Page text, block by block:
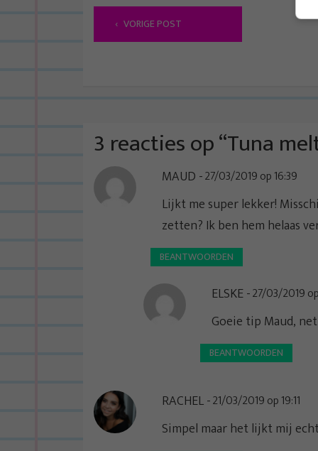
B
e
t
n
a
v
VORIGE POST
3 reacties op “Tuna
MAUD 27/03/2019 op 16:39
Lijkt me super lekker!
zetten? Ik ben hem helaas
BEANTWOORDEN
ELSKE 27/03/2019
Goeie tip Maud,
BEANTWOORDEN
RACHEL 21/03/2019 op 19:11
Simpel maar het lijkt mij